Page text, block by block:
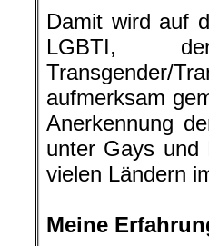
Damit wird auf
LGBTI,
aufmerksam
Anerkennung
unter Gays und
vielen Ländern
Meine